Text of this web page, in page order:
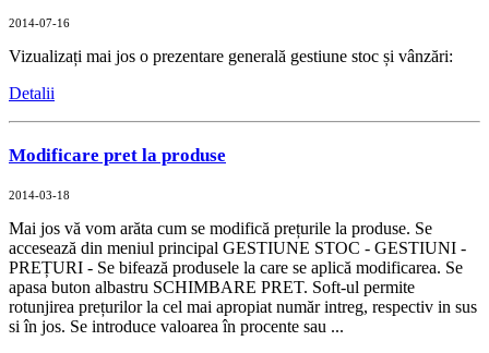
2014-07-16
Vizualizați mai jos o prezentare generală gestiune stoc și vânzări:
Detalii
Modificare pret la produse
2014-03-18
Mai jos vă vom arăta cum se modifică prețurile la produse. Se
accesează din meniul principal GESTIUNE STOC - GESTIUNI -
PREȚURI - Se bifează produsele la care se aplică modificarea. Se
apasa buton albastru SCHIMBARE PRET. Soft-ul permite
rotunjirea prețurilor la cel mai apropiat număr intreg, respectiv in sus
si în jos. Se introduce valoarea în procente sau ...